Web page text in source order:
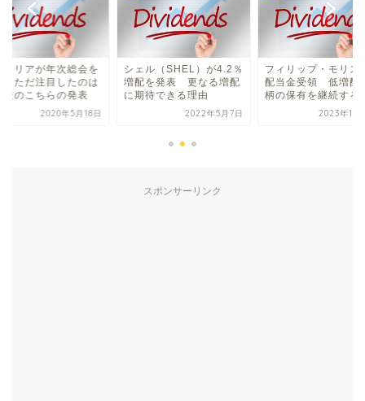
トリアが年次総会を
ただ注目したのは
後のこちらの発表
2020年5月18日
シェル（SHEL）が4.2％
増配を発表 更なる増配
に期待できる理由
2022年5月7日
フィリップ・モリス
配当金受領 低増配
柄の保有を継続する
2023年10
スポンサーリンク